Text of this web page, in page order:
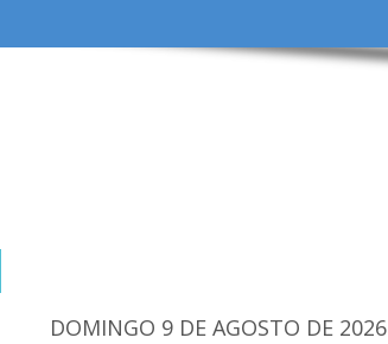
DOMINGO 9 DE AGOSTO DE 2026